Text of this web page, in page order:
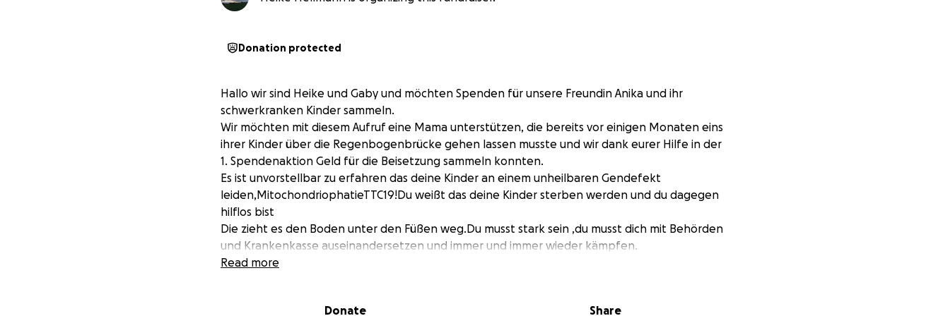
Donation protected
Hallo wir sind Heike und Gaby und möchten Spenden für unsere Freundin Anika und ihr
schwerkranken Kinder sammeln.
Wir möchten mit diesem Aufruf eine Mama unterstützen, die bereits vor einigen Monaten eins
ihrer Kinder über die Regenbogenbrücke gehen lassen musste und wir dank eurer Hilfe in der
1. Spendenaktion Geld für die Beisetzung sammeln konnten.
Es ist unvorstellbar zu erfahren das deine Kinder an einem unheilbaren Gendefekt
leiden,MitochondriophatieTTC19!Du weißt das deine Kinder sterben werden und du dagegen
hilflos bist
Die zieht es den Boden unter den Füßen weg.Du musst stark sein ,du musst dich mit Behörden
und Krankenkasse auseinandersetzen und immer und immer wieder kämpfen.
ihren Rollstuhl selbständig steuern ist auch nicht mehr möglich.
Read more
Donate Share